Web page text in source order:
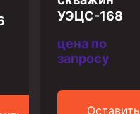
УЭЦС-168
цена по
запросу
Оставить